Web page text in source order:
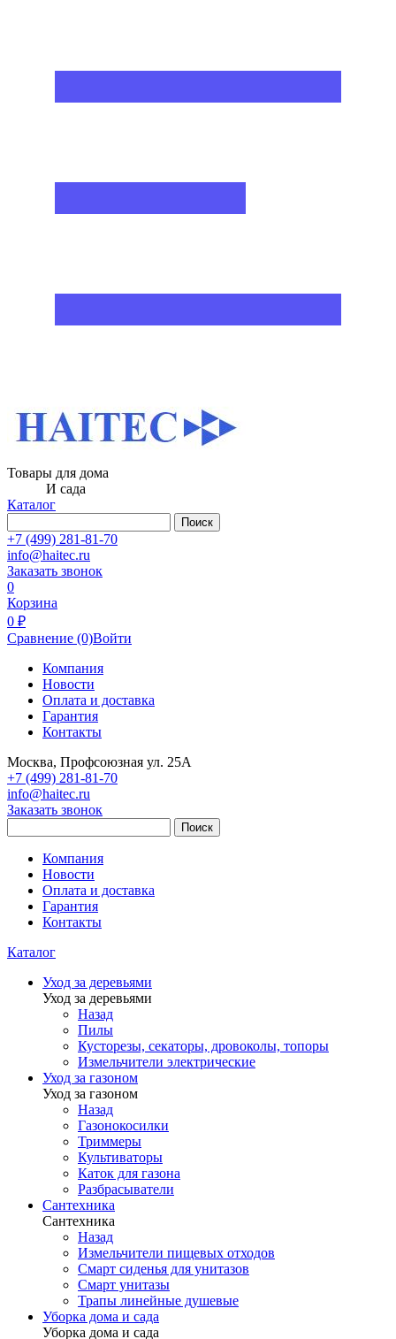
Товары для дома
И сада
Каталог
Поиск
+7 (499) 281-81-70
info@haitec.ru
Заказать звонок
0
Корзина
0 ₽
Сравнение (0)Войти
Компания
Новости
Оплата и доставка
Гарантия
Контакты
Москва, Профсоюзная ул. 25А
+7 (499) 281-81-70
info@haitec.ru
Заказать звонок
Поиск
Компания
Новости
Оплата и доставка
Гарантия
Контакты
Каталог
Уход за деревьями
Уход за деревьями
Назад
Пилы
Кусторезы, секаторы, дровоколы, топоры
Измельчители электрические
Уход за газоном
Уход за газоном
Назад
Газонокосилки
Триммеры
Культиваторы
Каток для газона
Разбрасыватели
Сантехника
Сантехника
Назад
Измельчители пищевых отходов
Смарт сиденья для унитазов
Смарт унитазы
Трапы линейные душевые
Уборка дома и сада
Уборка дома и сада